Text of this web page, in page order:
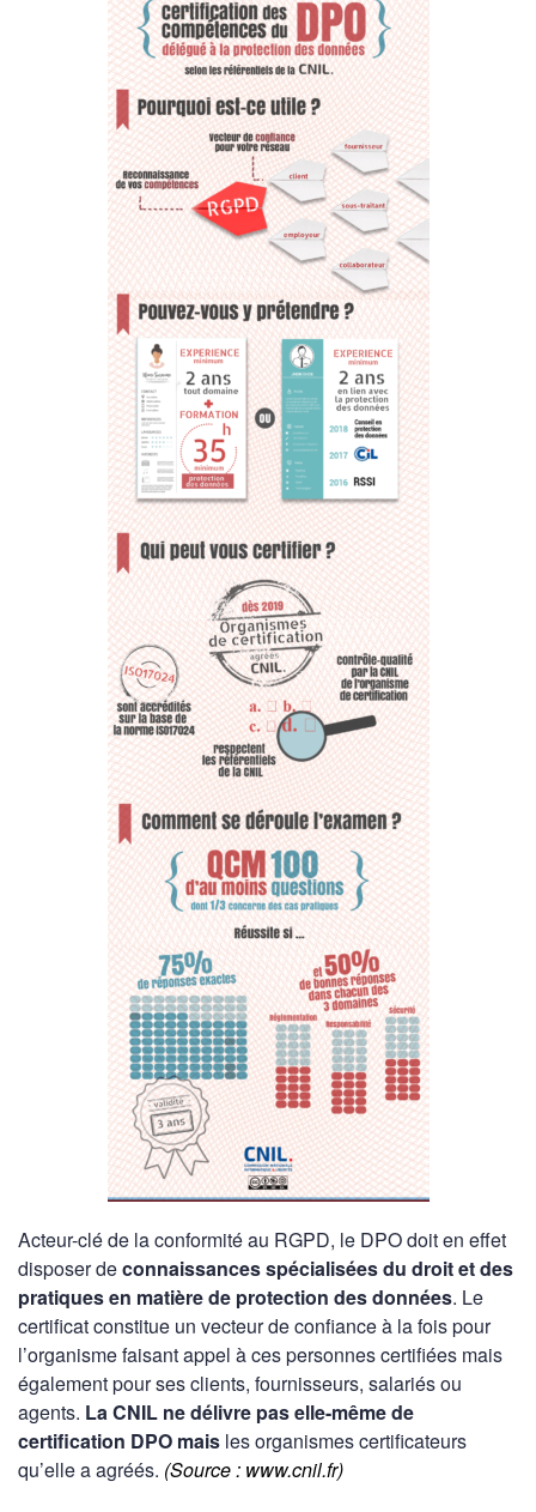
Acteur-clé de la conformité au RGPD, le DPO doit en effet
disposer deconnaissances spécialisées du droit et des
pratiques en matière de protection des données. Le
certificat constitue un vecteur de confiance à la fois pour
l’organisme faisant appel à ces personnes certifiées mais
également pour ses clients, fournisseurs, salariés ou
agents. La CNIL ne délivre pas elle-même de
certification DPO mais les organismes certificateurs
qu’elle a agréés. (Source : www.cnil.fr)